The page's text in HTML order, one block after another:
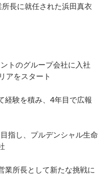
長に就任された浜田真衣
トのグループ会社に入社
アをスタート
験を積み、4年目で広報
指し、プルデンシャル生命
業所長として新たな挑戦に